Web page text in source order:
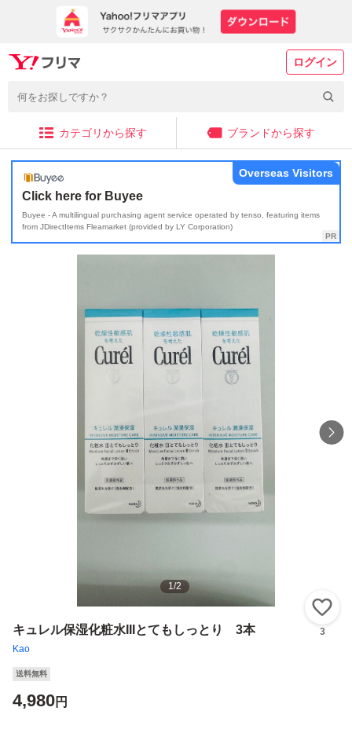
ログイン
カテゴリから探す ブランドから探す
Click here for Buyee
Buyee - A multilingual purchasing agent service operated by tenso, featuring items
from JDirectItems Fleamarket (provided by LY Corporation)
Overseas Visitors
1/2
キュレル保湿化粧水IIIとてもしっとり 3本
Kao
3
送料無料
4,980円